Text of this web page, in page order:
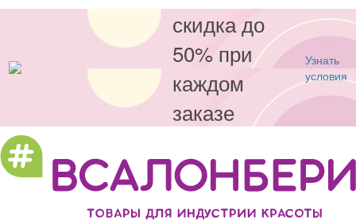
скидка до
50% при
каждом
заказе
Узнать
условия